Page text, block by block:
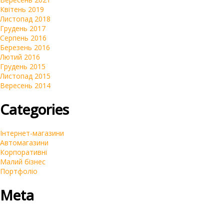
Квітень 2019
Листопад 2018
Грудень 2017
Серпень 2016
Березень 2016
Лютий 2016
Грудень 2015
Листопад 2015
Вересень 2014
Categories
Інтернет-магазини
Автомагазини
Корпоративні
Малий бізнес
Портфоліо
Meta